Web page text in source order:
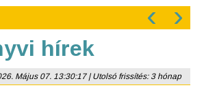
‹ ›
hírek
Május 07. 13:30:17 | Utolsó frissítés: 3 hónap